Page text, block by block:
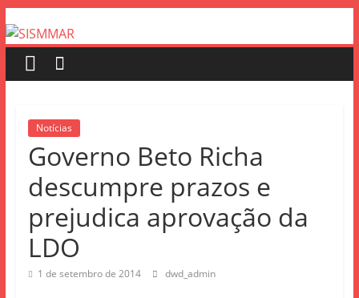
Notícias
Governo Beto Richa
descumpre prazos e
prejudica aprovação da
LDO
1 de setembro de 2014 dwd_admin